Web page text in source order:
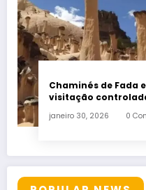
Chaminés de Fada
visitação
janeiro 30, 2026 0